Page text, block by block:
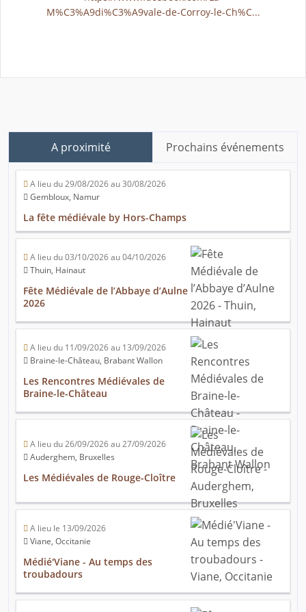
M%C3%A9di%C3%A9vale-de-Corroy-le-Ch%C...
A proximité Prochains événements
A lieu du 29/08/2026 au 30/08/2026
Gembloux, Namur
La fête médiévale by Hors-Champs
A lieu du 03/10/2026 au 04/10/2026
Thuin, Hainaut
Fête Médiévale de l’Abbaye d’Aulne
2026
A lieu du 11/09/2026 au 13/09/2026
Braine-le-Château, Brabant Wallon
Les Rencontres Médiévales de
Braine-le-Château
A lieu du 26/09/2026 au 27/09/2026
Auderghem, Bruxelles
Les Médiévales de Rouge-Cloître
A lieu le 13/09/2026
Viane, Occitanie
Médié'Viane - Au temps des
troubadours